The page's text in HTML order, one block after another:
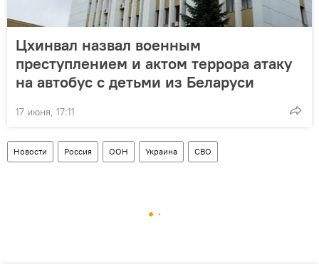
Цхинвал назвал военным
преступлением и актом террора атаку
на автобус с детьми из Беларуси
17 июня, 17:11
Новости Россия ООН Украина СВО